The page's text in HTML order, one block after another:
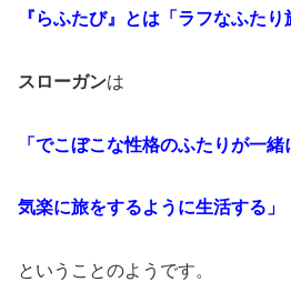
『らふたび』とは「ラフなふたり
スローガンは
「でこぼこな性格のふたりが一緒
気楽に旅をするように生活する」
ということのようです。